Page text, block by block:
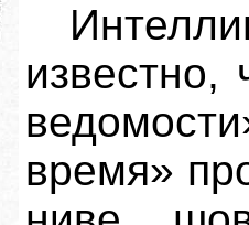
известно,
время»